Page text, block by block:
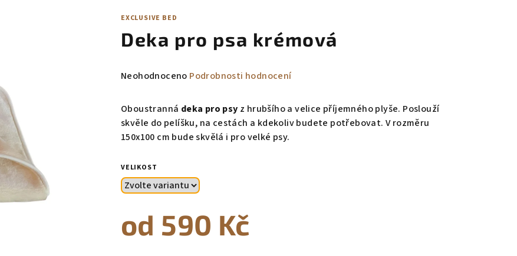
EXCLUSIVE BED
Deka pro psa krémová
Průměrné
produktu
je
0,0
hvězdiček.
Neohodnoceno Podrobnosti hodnocení
Oboustranná deka pro psy z hrubšího a velice příjemného plyše. Poslouží
skvěle do pelíšku, na cestách a kdekoliv budete potřebovat. V rozměru
150x100 cm bude skvělá i pro velké psy.
VELIKOST
od 590 Kč